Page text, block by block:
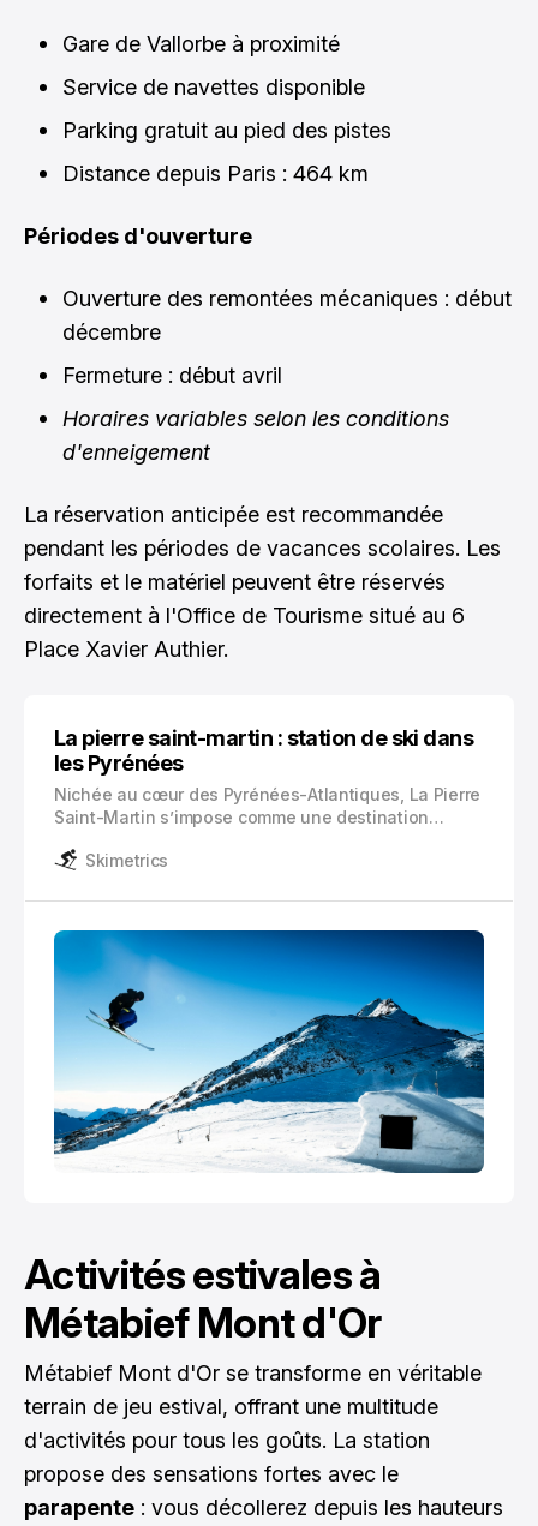
Gare de Vallorbe à proximité
Service de navettes disponible
Parking gratuit au pied des pistes
Distance depuis Paris : 464 km
Périodes d'ouverture
Ouverture des remontées mécaniques : début
décembre
Fermeture : début avril
Horaires variables selon les conditions
d'enneigement
La réservation anticipée est recommandée
pendant les périodes de vacances scolaires. Les
forfaits et le matériel peuvent être réservés
directement à l'Office de Tourisme situé au 6
Place Xavier Authier.
La pierre saint-martin : station de ski dans
les Pyrénées
Nichée au cœur des Pyrénées-Atlantiques, La Pierre
Saint-Martin s’impose comme une destination
Cette station de ski labellisée « Flocon Vert » vous
527 et 2 153 mètres d’altitude.
Skimetrics
Activités estivales à
Métabief Mont d'Or
Métabief Mont d'Or se transforme en véritable
terrain de jeu estival, offrant une multitude
d'activités pour tous les goûts. La station
propose des sensations fortes avec le
parapente : vous décollerez depuis les hauteurs